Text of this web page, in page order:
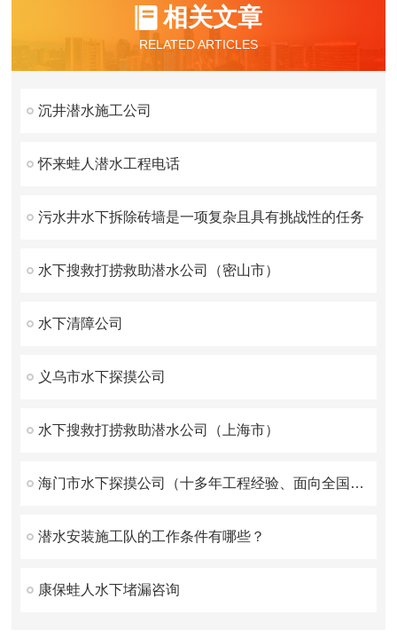
相关文章
RELATED ARTICLES
沉井潜水施工公司
怀来蛙人潜水工程电话
污水井水下拆除砖墙是一项复杂且具有挑战性的任务
水下搜救打捞救助潜水公司（密山市）
水下清障公司
义乌市水下探摸公司
水下搜救打捞救助潜水公司（上海市）
海门市水下探摸公司（十多年工程经验、面向全国施工）
潜水安装施工队的工作条件有哪些？
康保蛙人水下堵漏咨询